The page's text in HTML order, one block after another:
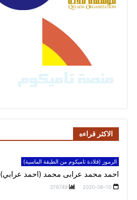
الاكثر قراءه
الرموز (قلادة تاميكوم من الطبقة الماسية)
احمد محمد عرابى محمد (احمد عرابي)
2020-06-10
376749